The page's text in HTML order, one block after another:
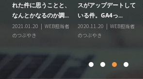
れた件に思うことと、
なんとかなるのか調...
2021.01.20
WEB担当者
のつぶやき
スがアップデートして
いる件。GA4っ...
2020.11.20
WEB担当者
のつぶやき